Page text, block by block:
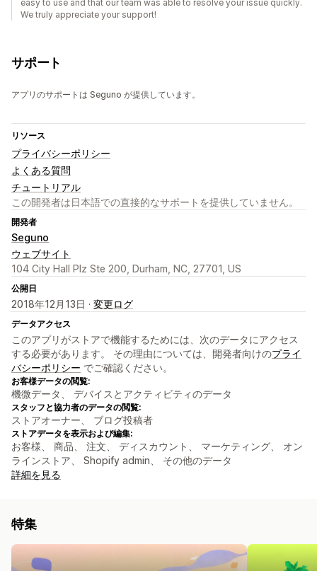
easy to use and that our team was able to resolve your issue quickly.
We truly appreciate your support!
サポート
アプリのサポートは Seguno が提供しています。
リソース
プライバシーポリシー
よくある質問
チュートリアル
この開発者は日本語での直接的なサポートを提供していません。
開発者
Seguno
ウェブサイト
104 City Hall Plz Ste 200, Durham, NC, 27701, US
公開日
2018年12月13日 · 変更ログ
データアクセス
このアプリがストアで機能するためには、次のデータにアクセス
する必要があります。 その理由については、開発者向けのプライ
バシーポリシー でご確認ください。
お客様データの閲覧:
機微データ、 デバイスとアクティビティのデータ
スタッフと協力者のデータの閲覧:
ストアオーナー、 ブログ投稿者
ストアデータを表示および編集:
お客様、 商品、 注文、 ディスカウント、 マーケティング、 オン
ラインストア、 Shopify admin、 その他のデータ
詳細を見る
特集